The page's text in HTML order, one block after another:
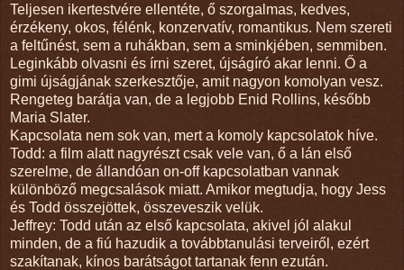
Teljesen ikertestvére ellentéte, ő szorgalmas, kedves,
érzékeny, okos, félénk, konzervatív, romantikus. Nem szereti
a feltűnést, sem a ruhákban, sem a sminkjében, semmiben.
Leginkább olvasni és írni szeret, újságíró akar lenni. Ő a
gimi újságjának szerkesztője, amit nagyon komolyan vesz.
Rengeteg barátja van, de a legjobb Enid Rollins, később
Maria Slater.
Kapcsolata nem sok van, mert a komoly kapcsolatok híve.
Todd: a film alatt nagyrészt csak vele van, ő a lán első
szerelme, de állandóan on-off kapcsolatban vannak
különböző megcsalások miatt. Amikor megtudja, hogy Jess
és Todd összejöttek, összeveszik velük.
Jeffrey: Todd után az első kapcsolata, akivel jól alakul
minden, de a fiú hazudik a továbbtanulási terveiről, ezért
szakítanak, kínos barátságot tartanak fenn ezután.